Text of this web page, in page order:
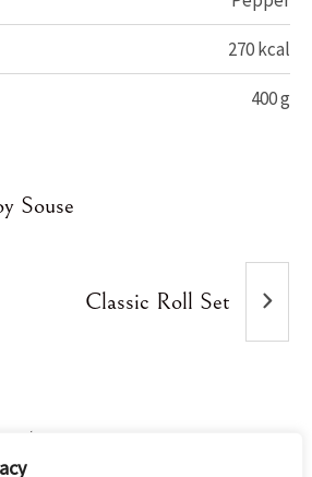
270 kcal
400 g
Souse
Classic Roll Set